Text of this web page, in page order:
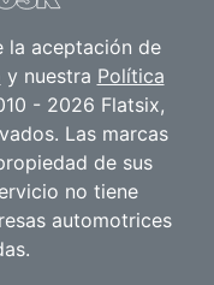
la aceptación de
y nuestra Política
- 2026 Flatsix,
Las marcas
de sus
no tiene
automotrices